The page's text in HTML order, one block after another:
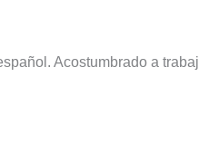
Acostumbrado a